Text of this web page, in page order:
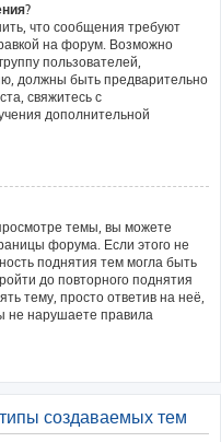
что сообщения требуют
на форум. Возможно
пользователей,
должны быть предварительно
свяжитесь с
дополнительной
темы, вы можете
форума. Если этого не
поднятия тем могла быть
до повторного поднятия
тему, просто ответив на неё,
не нарушаете правила
создаваемых тем